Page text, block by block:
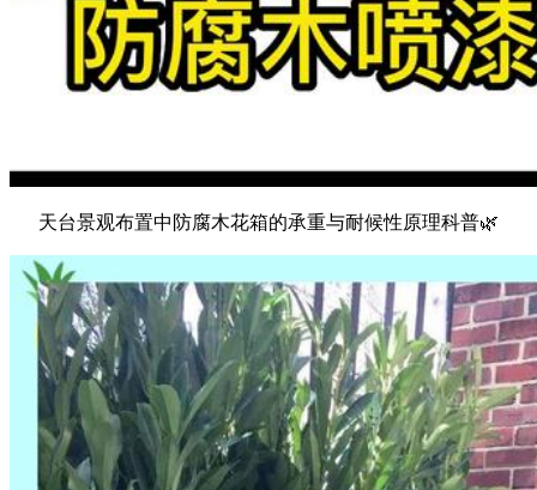
天台景观布置中防腐木花箱的承重与耐候性原理科普🌿